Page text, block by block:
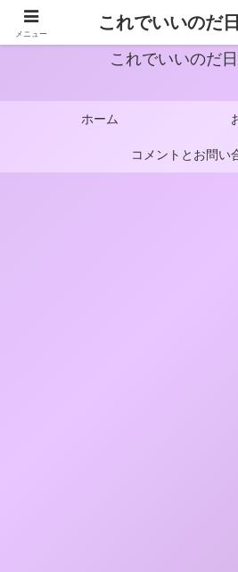
これでいいのだ
ホーム
コメントとお問い
メニュー
これでいいのだ